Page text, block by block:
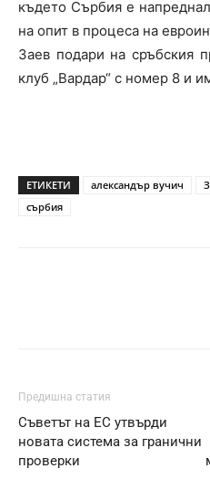
където Сърбия е
на опит в процеса на
Заев подари на сръбския
клуб „Вардар“ с номер 8 и
ЕТИКЕТИ александър вучич
сърбия
Предишна статия
Съветът на ЕС утвърди
новата система за гранични
проверки